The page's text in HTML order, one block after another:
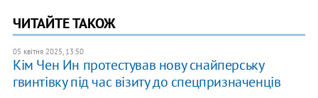
ЧИТАЙТЕ ТАКОЖ
05 квітня 2025, 13:50
Кім Чен Ин протестував нову снайперську
гвинтівку під час візиту до спецпризначенців